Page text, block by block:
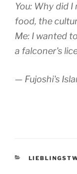
You: Why did
food, the
Me: I wanted
a falconer's
— Fujoshi's
KATEGORIEN